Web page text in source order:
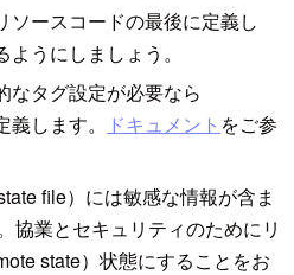
ソースコードの最後に定義し
うにしましょう。
なタグ設定が必要なら
義します。 ドキュメント をご参
file）には敏感な情報が含ま
協業とセキュリティのためにリ
state）状態にすることをお